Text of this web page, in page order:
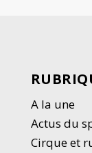
A la une
Actus du
Cirque et